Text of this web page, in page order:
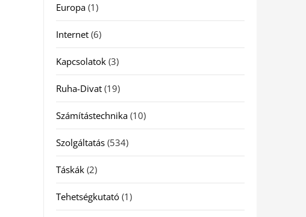
Europa(1)
Internet(6)
Kapcsolatok(3)
Ruha-Divat(19)
Számítástechnika(10)
Szolgáltatás(534)
Táskák(2)
Tehetségkutató(1)